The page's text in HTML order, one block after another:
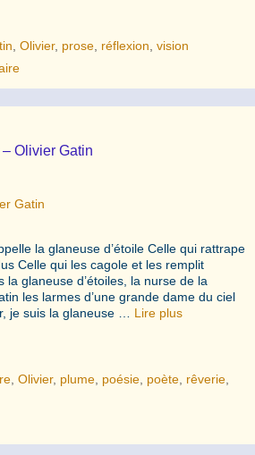
,Olivier, prose réflexion ,vision
– Olivier Gatin
Gatin
la glaneuse d’étoile Celle qui rattrape
Celle qui les cagole et les remplit
la glaneuse d’étoiles, la nurse de la
les larmes d’une grande dame du ciel
je suis la glaneuse … Lire plus
,Olivier, plume poésie poète rêverie